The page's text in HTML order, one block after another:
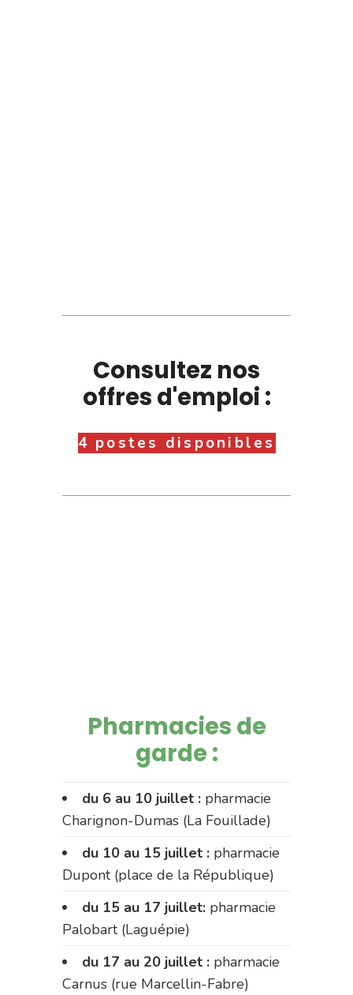
Consultez nos
offres d'emploi :
4 postes disponibles
Pharmacies de
garde :
du 6 au 10 juillet : pharmacie
Charignon-Dumas (La Fouillade)
du 10 au 15 juillet : pharmacie
Dupont (place de la République)
du 15 au 17 juillet: pharmacie
Palobart (Laguépie)
du 17 au 20 juillet : pharmacie
Carnus (rue Marcellin-Fabre)